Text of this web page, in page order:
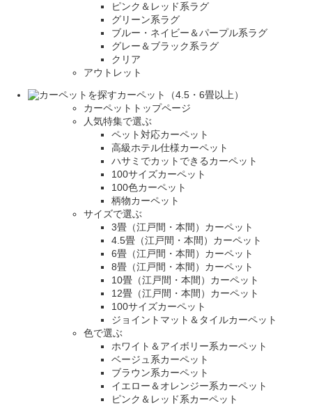
ピンク＆レッド系ラグ
グリーン系ラグ
ブルー・ネイビー＆パープル系ラグ
グレー＆ブラック系ラグ
クリア
アウトレット
カーペット（4.5・6畳以上）
カーペットトップページ
人気特集で選ぶ
ペット対応カーペット
高級ホテル仕様カーペット
ハサミでカットできるカーペット
100サイズカーペット
100色カーペット
柄物カーペット
サイズで選ぶ
3畳（江戸間・本間）カーペット
4.5畳（江戸間・本間）カーペット
6畳（江戸間・本間）カーペット
8畳（江戸間・本間）カーペット
10畳（江戸間・本間）カーペット
12畳（江戸間・本間）カーペット
100サイズカーペット
ジョイントマット＆タイルカーペット
色で選ぶ
ホワイト＆アイボリー系カーペット
ベージュ系カーペット
ブラウン系カーペット
イエロー＆オレンジー系カーペット
ピンク＆レッド系カーペット